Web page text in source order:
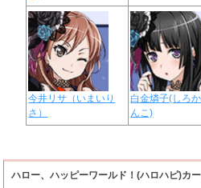
今井リサ（いまいり
さ）
白金燐子(しろ
んこ)
ハロー、ハッピーワールド！(ハロハピ)カ